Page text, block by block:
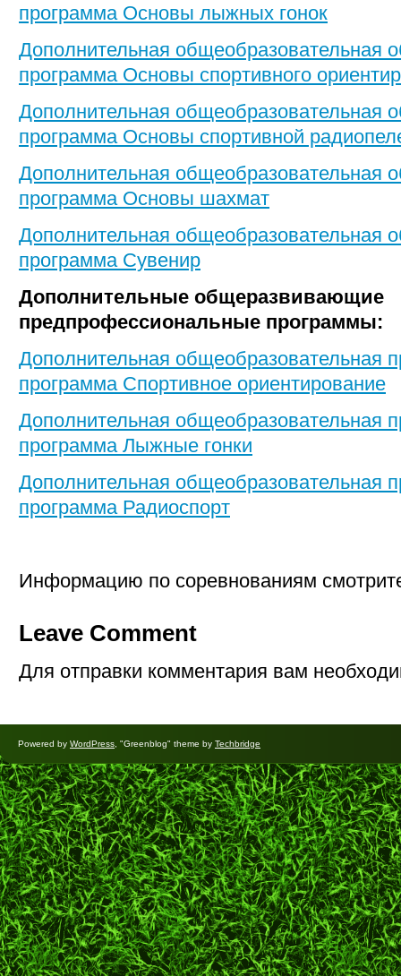
программа Основы лыжных гонок
Дополнительная общеобразовательная
программа Основы спортивного
Дополнительная общеобразовательная
программа Основы спортивной
Дополнительная общеобразовательная
программа Основы шахмат
Дополнительная общеобразовательная
программа Сувенир
Дополнительные общеразвивающие
предпрофессиональные программы:
Дополнительная общеобразовательная
программа Спортивное ориентирование
Дополнительная общеобразовательная
программа Лыжные гонки
Дополнительная общеобразовательная
программа Радиоспорт
Информацию по соревнованиям
Leave Comment
Для отправки комментария вам
Powered by WordPress, "Greenblog" theme by Techbridge